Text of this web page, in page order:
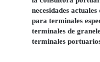
necesidades
para terminales
terminales de
terminales